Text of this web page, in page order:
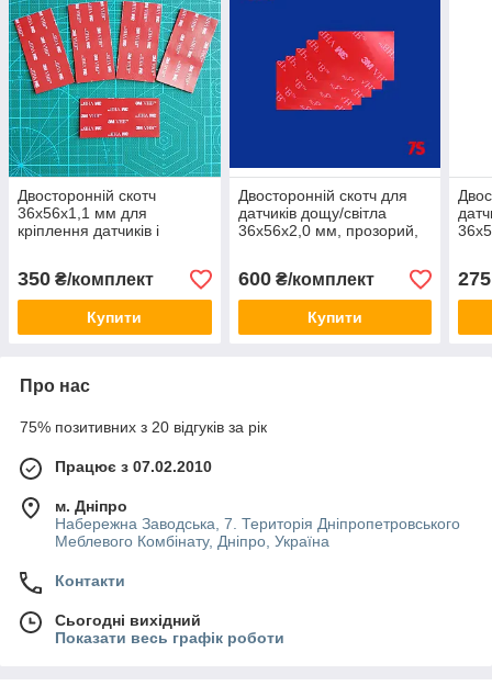
Двосторонній скотч
36х56х1,1 мм для
кріплення датчиків і
350 ₴/комплект
Купити
Двосторонній скотч для
датчиків дощу/світла
36х56х2,0 мм, прозорий,
600₴/комплект
Купити
275
Про нас
75% позитивних з 20 відгуків за рік
Працює з 07.02.2010
м. Дніпро
Набережна Заводська, 7. Територія Дніпропетровського
Меблевого Комбінату, Дніпро, Україна
Контакти
Сьогодні вихідний
Показати весь графік роботи